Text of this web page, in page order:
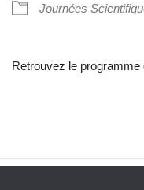
Journées
Retrouvez le programme